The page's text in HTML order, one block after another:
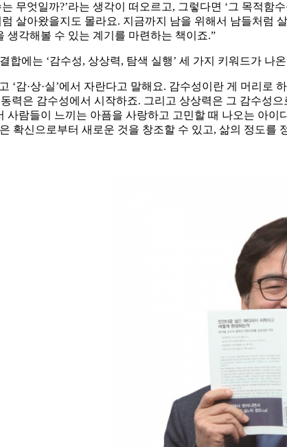
무엇일까?’라는 생각이 떠오르고, 그렇다면 ‘그 목적
살아왔을지도 몰라요. 지금까지 남을 위해서 남들처럼
생각해볼 수 있는 계기를 마련하는 책이죠.”
합에는 ‘감수성, 상상력, 탐색 실행’ 세 가지 키워드가 나
‘감·상·실’에서 자란다고 말해요. 감수성이란 게 머리
력은 감수성에서 시작하죠. 그리고 상상력은 그 감수성
사람들이 느끼는 아픔을 사랑하고 고민할 때 나오는 아
은 확신으로부터 새로운 것을 창조할 수 있고, 삶의 정도를